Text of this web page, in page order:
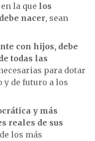
la que los
nacer, sean
con hijos, debe
todas las
para dotar
y de futuro a los
y más
reales de sus
los más